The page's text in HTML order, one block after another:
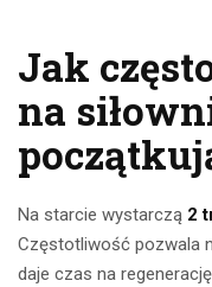
Jak
na
Na starcie wystarczą 2
Częstotliwość pozwala
daje czas na